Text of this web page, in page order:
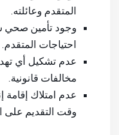
المتقدم وعائلته.
وجود تأمين صحي
احتياجات المتقدم.
عدم تشكيل أي
مخالفات قانونية.
عدم امتلاك إقامة
وقت التقديم على